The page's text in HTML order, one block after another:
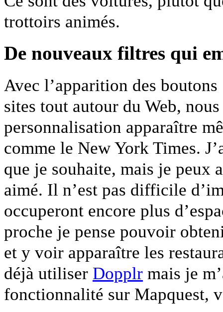
trottoirs animés.
De nouveaux filtres qui
Avec l’apparition des
sites tout autour du Web,
personnalisation apparaître
comme le New York Times.
que je souhaite, mais je peux
aimé. Il n’est pas difficile
occuperont encore plus
proche je pense pouvoir
et y voir apparaître les
déjà utiliser Dopplr mais je
fonctionnalité sur Mapquest,